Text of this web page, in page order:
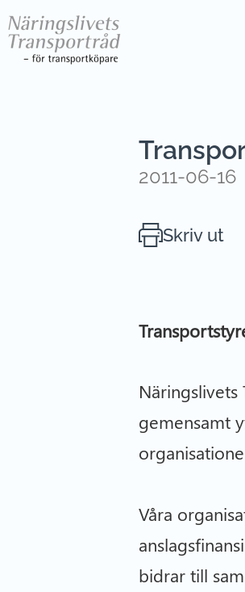
2011-06-16
Skriv ut
gemensamt
Våra
bidrar till